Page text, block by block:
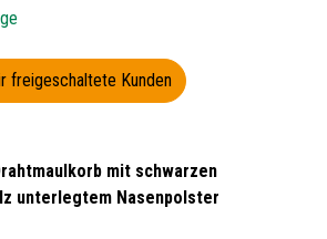
freigeschaltete Kunden
mit schwarzen
unterlegtem Nasenpolster